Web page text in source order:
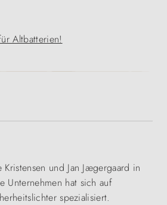
Altbatterien!
und Jan Jægergaard in
Unternehmen hat sich auf
spezialisiert.